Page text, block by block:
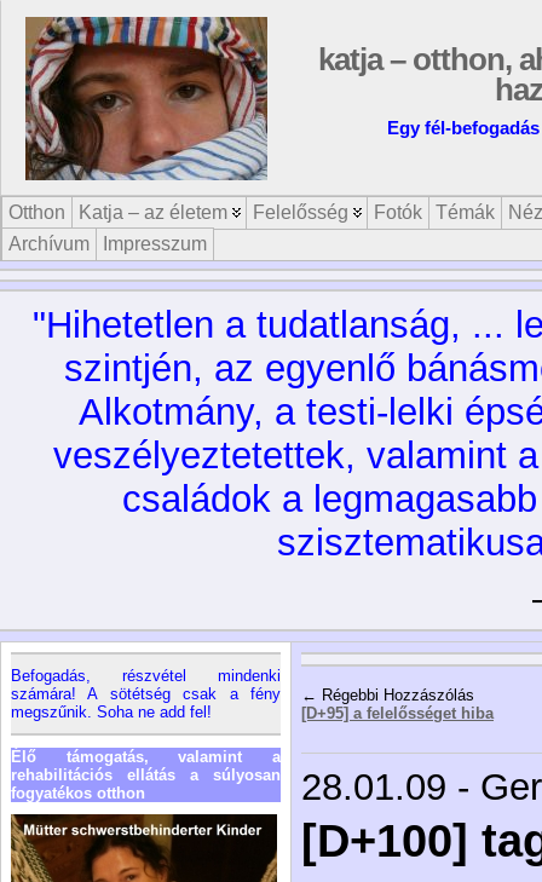
katja – otthon,
Egy fél-
Otthon Katja – az életem Felelősség Fotók Témák
Archívum
Impresszum
"Hihetetlen a tudatlanság, ...
szintjén, az egyenlő
Alkotmány, a testi-lelki
veszélyeztetettek, valamint
családok a
Befogadás, részvétel mindenki
számára! A sötétség csak a fény
megszűnik. Soha ne add fel!
Élő támogatás, valamint a
rehabilitációs ellátás a súlyosan
fogyatékos otthon
← Régebbi Hozzászólás
[D+95] a felelősséget hiba
28.01.09 -
[D+100]